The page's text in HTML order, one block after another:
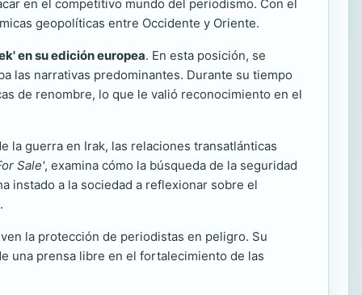
en el competitivo mundo del periodismo. Con el
geopolíticas entre Occidente y Oriente.
en su edición europea. En esta posición, se
las narrativas predominantes. Durante su tiempo
de renombre, lo que le valió reconocimiento en el
la guerra en Irak, las relaciones transatlánticas
Sale', examina cómo la búsqueda de la seguridad
instado a la sociedad a reflexionar sobre el
la protección de periodistas en peligro. Su
una prensa libre en el fortalecimiento de las